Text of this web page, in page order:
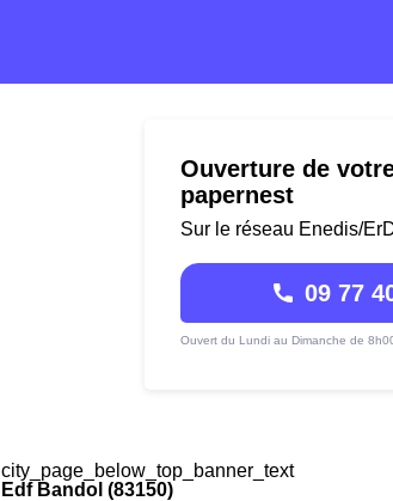
Ouverture de
papernest
Sur le réseau Enedis/
09 77
Ouvert du Lundi au Dimanche de
city_page_below_top_banner_text
Edf Bandol (83150)